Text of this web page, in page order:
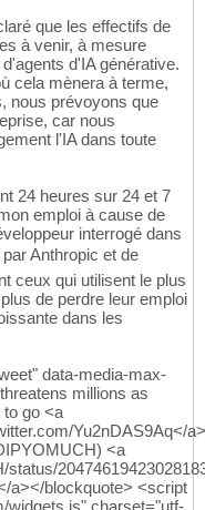
que les effectifs de
à venir, à mesure
d'IA générative.
cela mènera à terme,
nous prévoyons que
car nous
l'IA dans toute
24 heures sur 24 et 7
emploi à cause de
interrogé dans
Anthropic et de
ceux qui utilisent le plus
de perdre leur emploi
dans les
data-media-max-
millions as
go <a
Yu2nDAS9Aq</a>
<a
a></blockquote> <script